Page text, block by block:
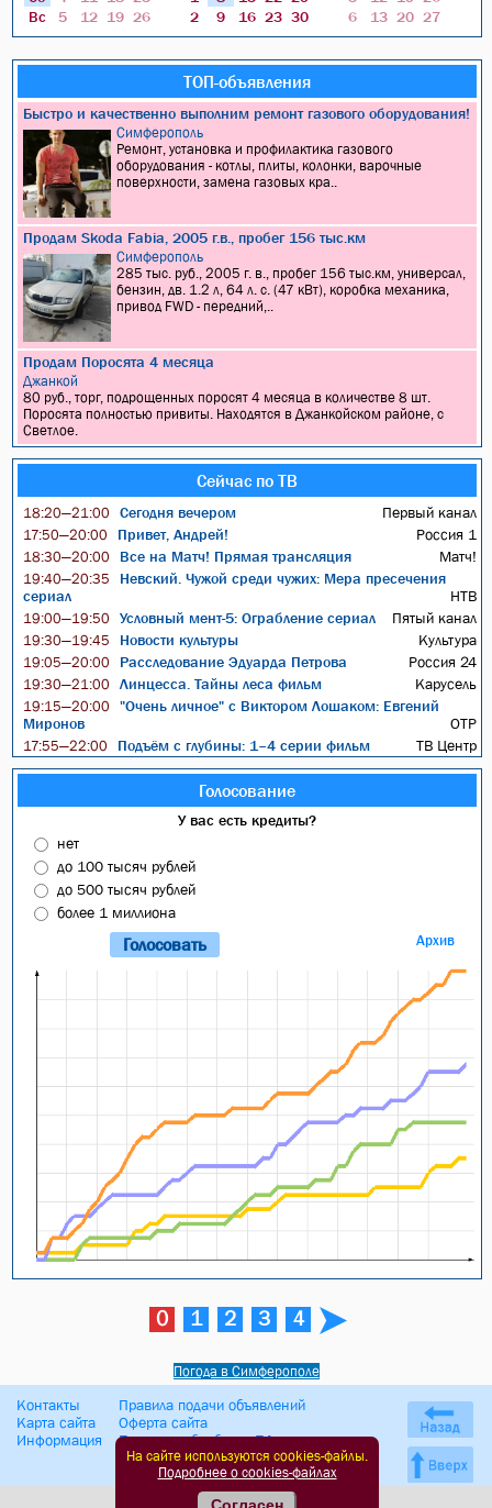
Вс
5
12 19 26
2
9 16 23 30
6
13 20 27
ТОП-объявления
Быстро и качественно выполним ремонт газового оборудования!
Симферополь
Ремонт, установка и профилактика газового
оборудования - котлы, плиты, колонки, варочные
поверхности, замена газовых кра..
Продам Skoda Fabia, 2005 г.в., пробег 156 тыс.км
Симферополь
285 тыс. руб., 2005 г. в., пробег 156 тыс.км, универсал,
бензин, дв. 1.2 л, 64 л. с. (47 кВт), коробка механика,
привод FWD - передний,..
Продам Поросята 4 месяца
Джанкой
80 руб., торг, подрощенных поросят 4 месяца в количестве 8 шт.
Поросята полностью привиты. Находятся в Джанкойском районе, с
Светлое.
Сейчас по ТВ
18:20—21:00 Сегодня вечером Первый канал
17:50—20:00 Привет, Андрей! Россия 1
18:30—20:00 Все на Матч! Прямая трансляция Матч!
19:40—20:35
Невский. Чужой среди чужих: Мера пресечения
сериал
НТВ
19:00—19:50 Условный мент-5: Ограбление сериал Пятый канал
19:30—19:45 Новости культуры Культура
19:05—20:00 Расследование Эдуарда Петрова Россия 24
19:30—21:00 Линцесса. Тайны леса фильм Карусель
19:15—20:00
"Очень личное" с Виктором Лошаком: Евгений
Миронов
ОТР
17:55—22:00 Подъём с глубины: 1–4 серии фильм ТВ Центр
Голосование
У вас есть кредиты?
нет
до 100 тысяч рублей
до 500 тысяч рублей
более 1 миллиона
Архив
0 1 2 3 4
Погода в Симферополе
Контакты
Карта сайта
Информация
Правила подачи объявлений
Оферта сайта
Политика обработки ПД
На сайте используются cookies-файлы.
Подробнее о cookies-файлах